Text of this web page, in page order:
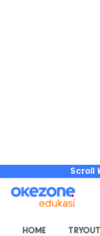
Scroll
HOME